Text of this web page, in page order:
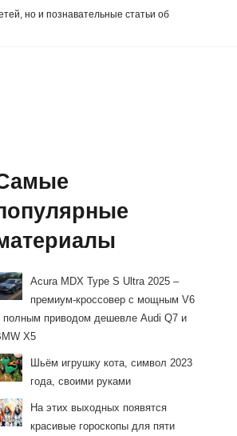
но и познавательные статьи об
Acura MDX Type S Ultra 2025 –
премиум-кроссовер с мощным V6
полным приводом дешевле Audi Q7 и
X5
Шьём игрушку кота, символ 2023
года, своими руками
На этих выходных появятся
красивые гороскопы для пяти